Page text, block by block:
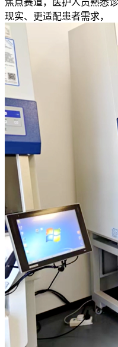
焦点赛道，医护人员熟悉
现实、更适配患者需求，